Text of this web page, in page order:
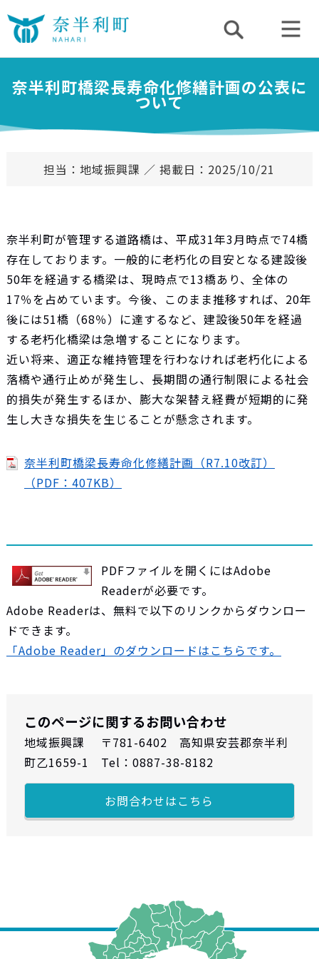
奈半利町橋梁長寿命化修繕計画の公表に
ついて
担当：地域振興課 ／ 掲載日：2025/10/21
奈半利町が管理する道路橋は、平成31年3月時点で74橋
存在しております。一般的に老朽化の目安となる建設後
50年を経過する橋梁は、現時点で13橋あり、全体の
17％を占めています。今後、このまま推移すれば、20年
後には51橋（68％）に達するなど、建設後50年を経過
する老朽化橋梁は急増することになります。
近い将来、適正な維持管理を行わなければ老朽化による
落橋や通行止めが発生し、長期間の通行制限による社会
的損失が発生するほか、膨大な架替え経費が短期的に発
生し大きな損失を生じることが懸念されます。
奈半利町橋梁長寿命化修繕計画（R7.10改訂）
（PDF：407KB）
PDFファイルを開くにはAdobe
Readerが必要です。
Adobe Readerは、無料で以下のリンクからダウンロー
ドできます。
「Adobe Reader」のダウンロードはこちらです。
このページに関するお問い合わせ
地域振興課 〒781-6402 高知県安芸郡奈半利
町乙1659-1 Tel：0887-38-8182
お問合わせはこちら